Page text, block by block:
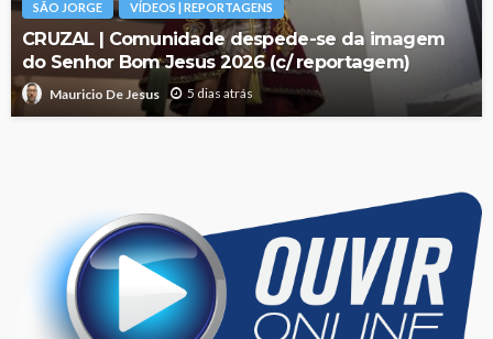
SÃO JORGE VÍDEOS | REPORTAGENS
CRUZAL | Comunidade despede-se da imagem
do Senhor Bom Jesus 2026 (c/ reportagem)
Mauricio De Jesus 5 dias atrás